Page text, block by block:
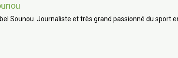
Sounou. Journaliste et très grand passionné du sport